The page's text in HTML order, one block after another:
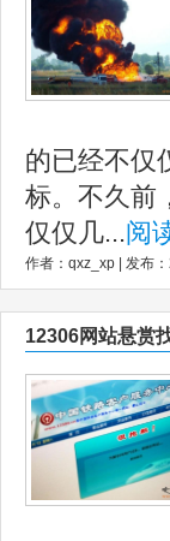
的已经不仅
标。不久前
仅仅几...阅
作者：qxz_xp | 发布
12306网站悬赏